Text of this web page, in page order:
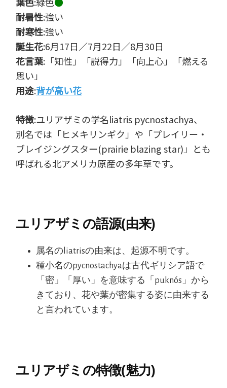
耐暑性:強い
耐寒性:強い
誕生花:6月17日／7月22日／8月30日
花言葉:「知性」「説得力」「向上心」「燃える
思い」
用途:背が高い花
特徴:ユリアザミの学名liatris pycnostachya、
別名では「ヒメキリンギク」や「プレイリー・
ブレイジングスター(prairie blazing star)」とも
呼ばれる北アメリカ原産の多年草です。
ユリアザミの語源(由来)
属名のliatrisの由来は、起源不明です。
種小名のpycnostachyaは古代ギリシア語で
「密」「厚い」を意味する「puknós」から
きており、花や葉が密集する姿に由来する
と言われています。
ユリアザミの特徴(魅力)